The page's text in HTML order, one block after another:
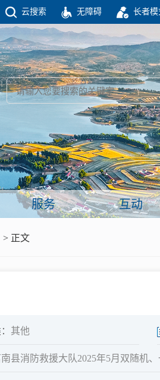
云搜索 无障碍 长者模
公开公平 友善和谐
新闻
政务要闻 国
镇
视频新闻 临
闻
服务 互动
> 正文
其他
县消防救援大队2025年5月双随机